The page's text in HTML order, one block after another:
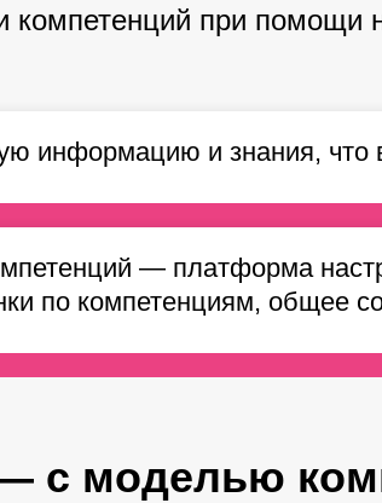
компетенций при помощи
информацию и знания,
— платформа
по компетенциям, общее
с моделью